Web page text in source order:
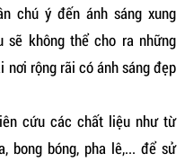
chú ý đến ánh sáng xung
sẽ không thể cho ra những
nơi rộng rãi có ánh sáng đẹp
cứu các chất liệu như từ
bong bóng, pha lê,... để sử